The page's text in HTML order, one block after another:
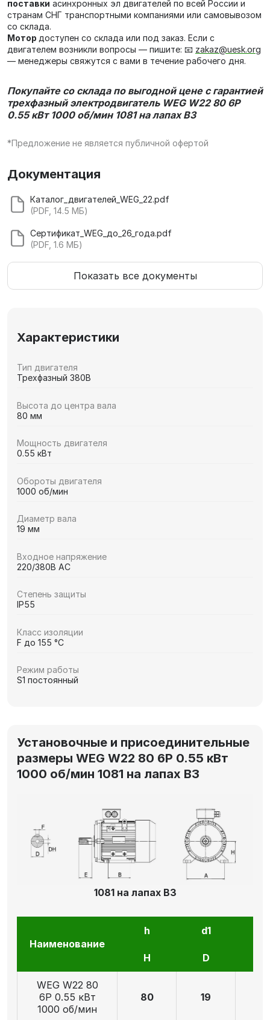
поставки асинхронных эл двигателей по всей России и
странам СНГ транспортными компаниями или самовывозом
со склада.
Мотор доступен со склада или под заказ. Если с
двигателем возникли вопросы — пишите: 📧 zakaz@uesk.org
— менеджеры свяжутся с вами в течение рабочего дня.
Покупайте со склада по выгодной цене с гарантией
трехфазный электродвигатель WEG W22 80 6P
0.55 кВт 1000 об/мин 1081 на лапах В3
*Предложение не является публичной офертой
Документация
Каталог_двигателей_WEG_22.pdf
(PDF, 14.5 МБ)
Сертификат_WEG_до_26_года.pdf
(PDF, 1.6 МБ)
Показать все документы
Характеристики
Тип двигателя
Трехфазный 380В
Высота до центра вала
80 мм
Мощность двигателя
0.55 кВт
Обороты двигателя
1000 об/мин
Диаметр вала
19 мм
Входное напряжение
220/380В AC
Степень защиты
IP55
Класс изоляции
F до 155 °C
Режим работы
S1 постоянный
Установочные и присоединительные
размеры WEG W22 80 6P 0.55 кВт
1000 об/мин 1081 на лапах В3
1081 на лапах В3
Наименование
h d1
H D
WEG W22 80
6P 0.55 кВт
1000 об/мин
80 19